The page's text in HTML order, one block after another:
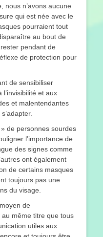
nous n’avons aucune
qui est née avec le
pourraient tout
au bout de
pendant de
de protection pour
de sensibiliser
et aux
et malentendantes
de personnes sourdes
l’importance de
des signes comme
ont également
de certains masques
toujours pas une
du visage.
de
même titre que tous
utiles aux